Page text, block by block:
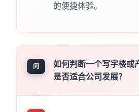
的便捷体验。
问
如何判断一个写字楼或
是否适合公司发展？